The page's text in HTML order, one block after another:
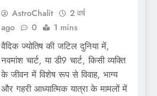
AstroChalit
2 वर्ष
ago
0 1 mins
वैदिक ज्योतिष की जटिल दुनिया में,
नवमांश चार्ट, या डी9 चार्ट, किसी व्यक्ति
के जीवन में विशेष रूप से विवाह, भाग्य
और गहरी आध्यात्मिक यात्रा के मामलों में